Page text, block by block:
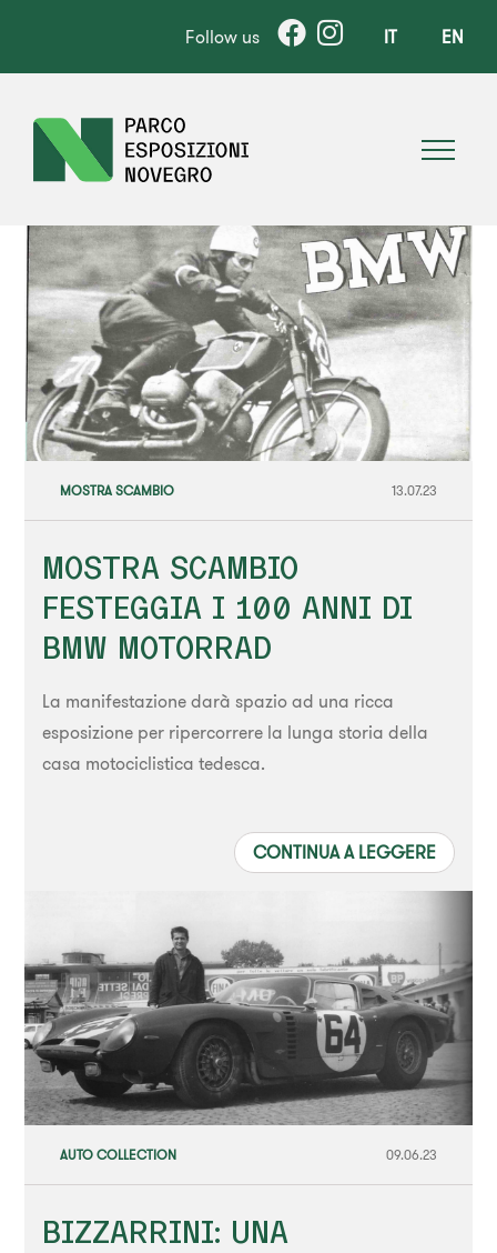
Follow us IT EN
MOSTRA SCAMBIO 13.07.23
MOSTRA SCAMBIO
FESTEGGIA I 100 ANNI DI
BMW MOTORRAD
La manifestazione darà spazio ad una ricca
esposizione per ripercorrere la lunga storia della
casa motociclistica tedesca.
CONTINUA A LEGGERE
AUTO COLLECTION 09.06.23
BIZZARRINI: UNA